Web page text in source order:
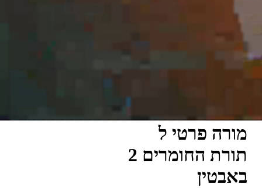
מורה פרטי ל
תורת החומרים 2
באבטין